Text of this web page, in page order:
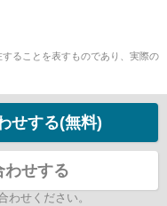
ることを表すものであり、実際の
せする(無料)
わせする
わせください。